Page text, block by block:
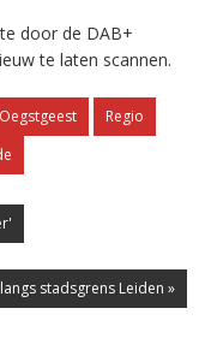
door de DAB+
te laten scannen.
Oegstgeest
Regio
stadsgrens Leiden »